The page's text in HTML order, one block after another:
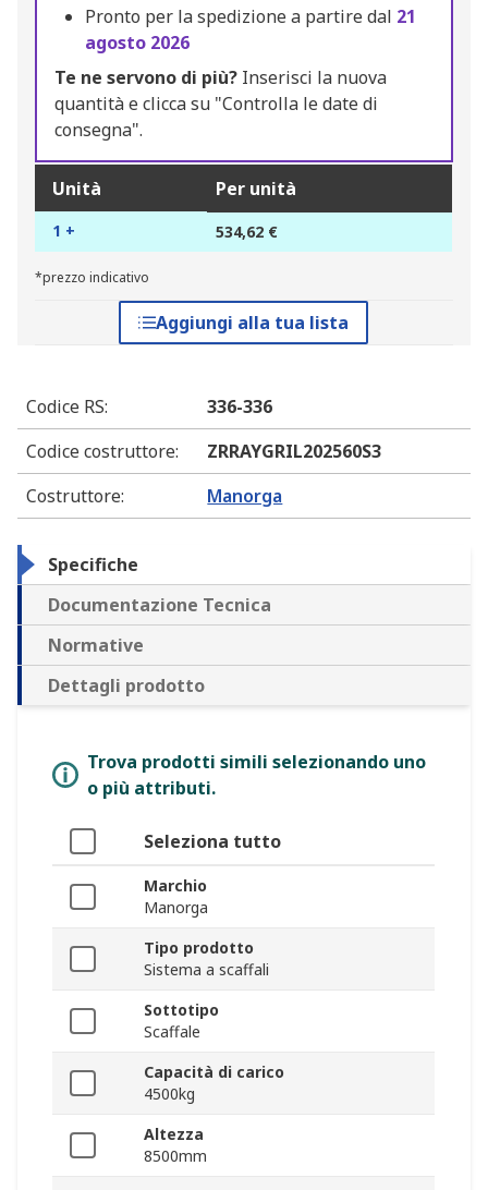
Pronto per la spedizione a partire dal 21
agosto 2026
Te ne servono di più? Inserisci la nuova
quantità e clicca su "Controlla le date di
consegna".
Unità Per unità
1 + 534,62 €
*prezzo indicativo
Aggiungi alla tua lista
Codice RS:
336-336
Codice costruttore:
ZRRAYGRIL202560S3
Costruttore: Manorga
Specifiche
Documentazione Tecnica
Normative
Dettagli prodotto
Trova prodotti simili selezionando uno
o più attributi.
Seleziona tutto
Marchio
Manorga
Tipo prodotto
Sistema a scaffali
Sottotipo
Scaffale
Capacità di carico
4500kg
Altezza
8500mm